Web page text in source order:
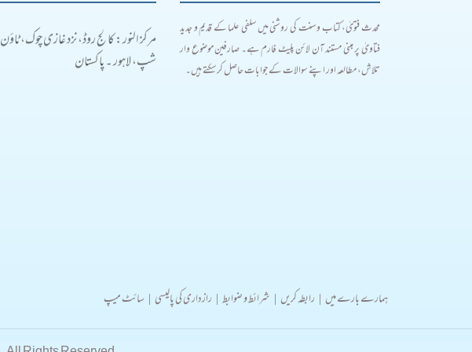
محدث فتویٰ، کتاب و سنت کی روشنی میں سلفی علما کے قدیم و جدید
فتاویٰ پر مبنی مستند آن لائن پلیٹ فارم ہے۔ صارفین موضوع وار
تلاش، مطالعہ اور اپنے سوالات کے جوابات حاصل کر سکتے ہیں۔
مرکز النور: کالج روڈ، نزد غازی چوک، ٹاؤن
شپ، لاہور ۔ پاکستان
ہمارے بارے میں | رابطہ کریں | شرائط و ضوابط | رازداری کی پالیسی | سائٹ میپ